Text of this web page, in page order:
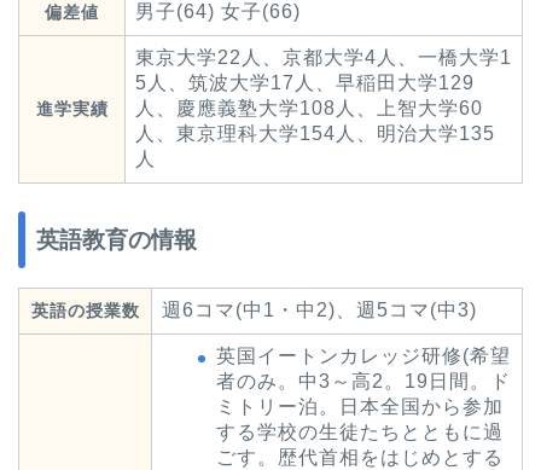
偏差値 男子(64) 女子(66)
進学実績
東京大学22人、京都大学4人、一橋大学1
5人、筑波大学17人、早稲田大学129
人、慶應義塾大学108人、上智大学60
人、東京理科大学154人、明治大学135
人
英語教育の情報
英語の授業数 週6コマ(中1・中2)、週5コマ(中3)
英国イートンカレッジ研修(希望
者のみ。中3～高2。19日間。ド
ミトリー泊。日本全国から参加
する学校の生徒たちとともに過
ごす。歴代首相をはじめとする